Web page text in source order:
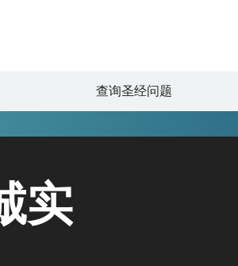
查询圣经问题
实